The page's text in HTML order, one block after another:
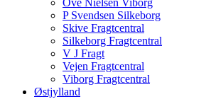
Ove Nielsen Viborg
P Svendsen Silkeborg
Skive Fragtcentral
Silkeborg Fragtcentral
V J Fragt
Vejen Fragtcentral
Viborg Fragtcentral
Østjylland